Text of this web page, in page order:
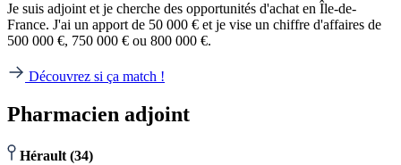
Je suis adjoint et je cherche des opportunités d'achat en Île-de-
France. J'ai un apport de 50 000 € et je vise un chiffre d'affaires de
500 000 €, 750 000 € ou 800 000 €.
Découvrez si ça match !
Pharmacien adjoint
Hérault (34)